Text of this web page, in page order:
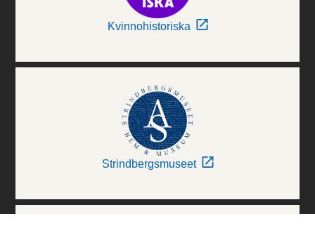
Kvinnohistoriska
Strindbergsmuseet